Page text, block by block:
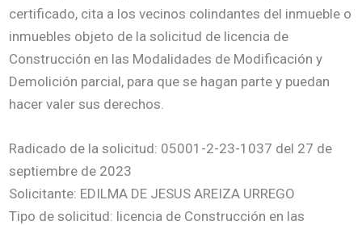
certificado, cita a los vecinos colindantes del inmueble o
inmuebles objeto de la solicitud de licencia de
Construcción en las Modalidades de Modificación y
Demolición parcial, para que se hagan parte y puedan
hacer valer sus derechos.
Radicado de la solicitud: 05001-2-23-1037 del 27 de
septiembre de 2023
Solicitante: EDILMA DE JESUS AREIZA URREGO
Tipo de solicitud: licencia de Construcción en las